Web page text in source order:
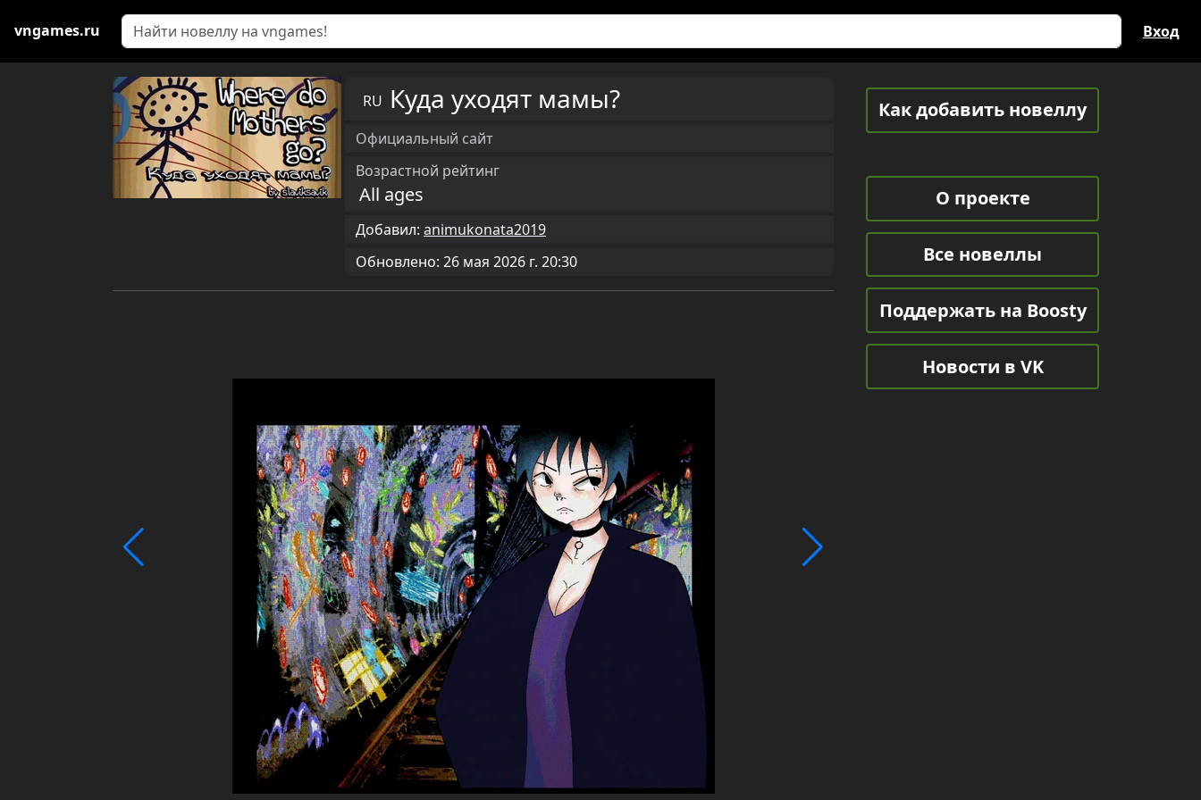
vngames.ru Вход
RU Куда уходят мамы?
Официальный сайт
Возрастной рейтинг
All ages
Добавил: animukonata2019
Обновлено: 26 мая 2026 г. 20:30
Как добавить новеллу
О проекте
Все новеллы
Поддержать на Boosty
Новости в VK